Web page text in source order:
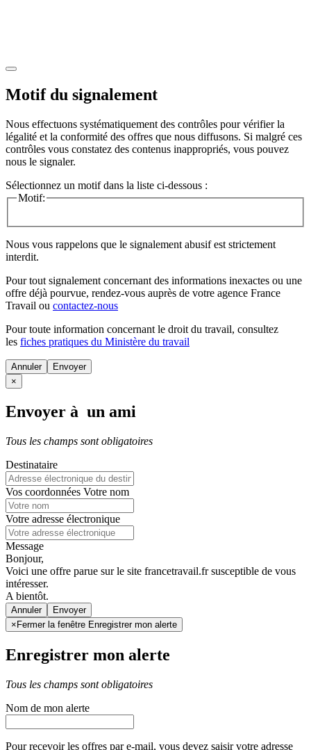
Motif du signalement
Nous effectuons systématiquement des contrôles pour vérifier la
légalité et la conformité des offres que nous diffusons. Si malgré ces
contrôles vous constatez des contenus inappropriés, vous pouvez
nous le signaler.
Sélectionnez un motif dans la liste ci-dessous :
Motif:
Nous vous rappelons que le signalement abusif est strictement
interdit.
Pour tout signalement concernant des informations inexactes ou une
offre déjà pourvue, rendez-vous auprès de votre agence France
Travail ou contactez-nous
Pour toute information concernant le droit du travail, consultez
les fiches pratiques du Ministère du travail
Annuler
×
Envoyer à un ami
Tous les champs sont obligatoires
Destinataire
Vos coordonnées Votre nom
Votre adresse électronique
Message
Bonjour,
Voici une offre parue sur le site francetravail.fr susceptible de vous
intéresser.
A bientôt.
Annuler
× Fermer la fenêtre Enregistrer mon alerte
Enregistrer mon alerte
Tous les champs sont obligatoires
Nom de mon alerte
Pour recevoir les offres par e-mail, vous devez saisir votre adresse